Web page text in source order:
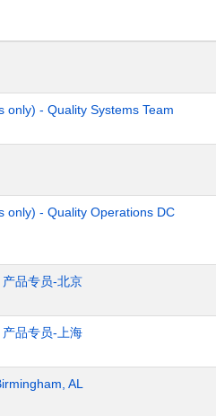
only) - Quality Systems Team
only) - Quality Operations DC
品专员-北京
品专员-上海
AL